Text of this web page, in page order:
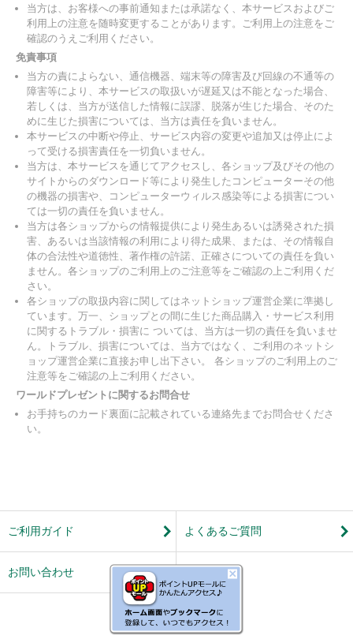
当方は、お客様への事前通知または承諾なく、本サービスおよびご
利用上の注意を随時変更することがあります。ご利用上の注意をご
確認のうえご利用ください。
免責事項
当方の責によらない、通信機器、端末等の障害及び回線の不通等の
障害等により、本サービスの取扱いが遅延又は不能となった場合、
若しくは、当方が送信した情報に誤謬、脱落が生じた場合、そのた
めに生じた損害については、当方は責任を負いません。
本サービスの中断や停止、サービス内容の変更や追加又は停止によ
って受ける損害責任を一切負いません。
当方は、本サービスを通じてアクセスし、各ショップ及びその他の
サイトからのダウンロード等により発生したコンピューターその他
の機器の損害や、コンピューターウィルス感染等による損害につい
ては一切の責任を負いません。
当方は各ショップからの情報提供により発生あるいは誘発された損
害、あるいは当該情報の利用により得た成果、または、その情報自
体の合法性や道徳性、著作権の許諾、正確さについての責任を負い
ません。各ショップのご利用上のご注意等をご確認の上ご利用くだ
さい。
各ショップの取扱内容に関してはネットショップ運営企業に準拠し
ています。万一、ショップとの間に生じた商品購入・サービス利用
に関するトラブル・損害に ついては、当方は一切の責任を負いませ
ん。トラブル、損害については、当方ではなく、ご利用のネットシ
ョップ運営企業に直接お申し出下さい。 各ショップのご利用上のご
注意等をご確認の上ご利用ください。
ワールドプレゼントに関するお問合せ
お手持ちのカード裏面に記載されている連絡先までお問合せくださ
い。
ご利用ガイド よくあるご質問
お問い合わせ